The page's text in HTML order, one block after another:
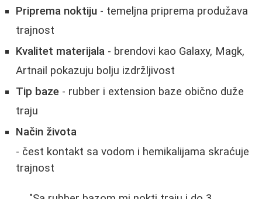
Priprema noktiju - temeljna priprema produžava
trajnost
Kvalitet materijala - brendovi kao Galaxy, Magk,
Artnail pokazuju bolju izdržljivost
Tip baze - rubber i extension baze obično duže
traju
Način života
- čest kontakt sa vodom i hemikalijama skraćuje
trajnost